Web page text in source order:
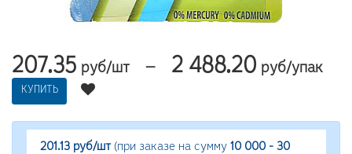
207.35 руб/шт — 2 488.20 руб/упак
КУПИТЬ
201.13 руб/шт(при заказе на сумму 10 000 - 30